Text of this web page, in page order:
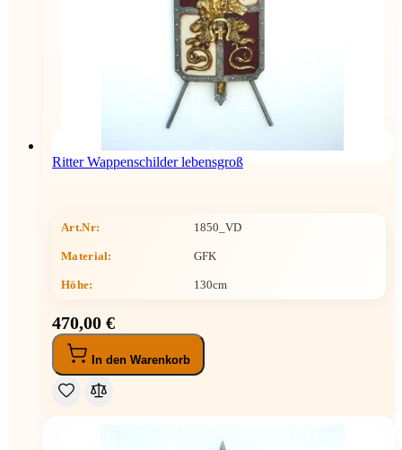
Ritter Wappenschilder lebensgroß
Art.Nr: 1850_VD
Material: GFK
Höhe: 130cm
470,00 €
In den Warenkorb